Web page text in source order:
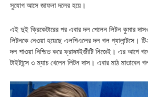
সুযোগ আসে জাফনা দলের হয়ে।
এই দুই ক্রিকেটারের পর এবার দল পেলেন লিটন কুমার
লিটনকে নেওয়া হয়েছে এলপিএলের দল গল গ্যালান্টসে।
দল পাওয়া নিশ্চিত করে ফ্রাঞ্চাইজীটি নিজেই। এর আগে
টাইটান্সে ৩ ম্যাচ খেলেন লিটন দাস। এবার মাঠ মাতাবেন